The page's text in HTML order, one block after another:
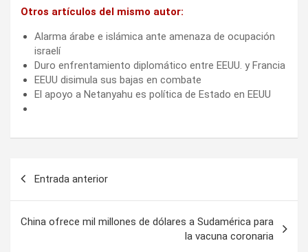
Otros artículos del mismo autor:
Alarma árabe e islámica ante amenaza de ocupación
israelí
Duro enfrentamiento diplomático entre EEUU. y Francia
EEUU disimula sus bajas en combate
El apoyo a Netanyahu es política de Estado en EEUU
entradas
Entrada anterior
China ofrece mil millones de dólares a Sudamérica para
la vacuna coronaria